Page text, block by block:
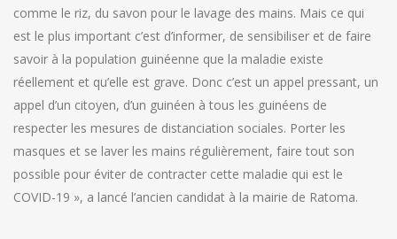
comme le riz, du savon pour le lavage des mains. Mais ce qui
est le plus important c’est d’informer, de sensibiliser et de faire
savoir à la population guinéenne que la maladie existe
réellement et qu’elle est grave. Donc c’est un appel pressant, un
appel d’un citoyen, d’un guinéen à tous les guinéens de
respecter les mesures de distanciation sociales. Porter les
masques et se laver les mains régulièrement, faire tout son
possible pour éviter de contracter cette maladie qui est le
COVID-19 », a lancé l’ancien candidat à la mairie de Ratoma.